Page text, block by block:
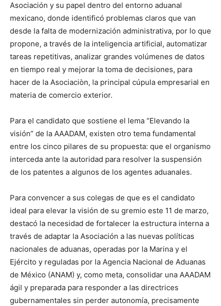
Asociación y su papel dentro del entorno aduanal
mexicano, donde identificó problemas claros que van
desde la falta de modernización administrativa, por lo que
propone, a través de la inteligencia artificial, automatizar
tareas repetitivas, analizar grandes volúmenes de datos
en tiempo real y mejorar la toma de decisiones, para
hacer de la Asociaciòn, la principal cúpula empresarial en
materia de comercio exterior.
Para el candidato que sostiene el lema “Elevando la
visión” de la AAADAM, existen otro tema fundamental
entre los cinco pilares de su propuesta: que el organismo
interceda ante la autoridad para resolver la suspensión
de los patentes a algunos de los agentes aduanales.
Para convencer a sus colegas de que es el candidato
ideal para elevar la visión de su gremio este 11 de marzo,
destacó la necesidad de fortalecer la estructura interna a
través de adaptar la Asociación a las nuevas políticas
nacionales de aduanas, operadas por la Marina y el
Ejército y reguladas por la Agencia Nacional de Aduanas
de México (ANAM) y, como meta, consolidar una AAADAM
ágil y preparada para responder a las directrices
gubernamentales sin perder autonomía, precisamente